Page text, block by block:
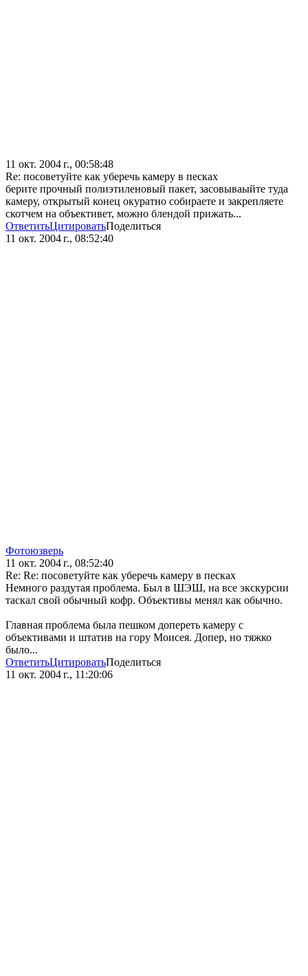
11 окт. 2004 г., 00:58:48
Re: посоветуйте как уберечь камеру в песках
берите прочный полиэтиленовый пакет, засовываыйте туда
камеру, открытый конец окуратно собираете и закрепляете
скотчем на объективет, можно блендой прижать...
ОтветитьЦитироватьПоделиться
11 окт. 2004 г., 08:52:40
Фотоюзверь
11 окт. 2004 г., 08:52:40
Re: Re: посоветуйте как уберечь камеру в песках
Немного раздутая проблема. Был в ШЭШ, на все экскурсии
таскал свой обычный кофр. Объективы менял как обычно.
Главная проблема была пешком допереть камеру с
объективами и штатив на гору Моисея. Допер, но тяжко
было...
ОтветитьЦитироватьПоделиться
11 окт. 2004 г., 11:20:06